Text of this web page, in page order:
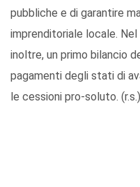
pubbliche e di garantire
imprenditoriale locale.
inoltre, un primo bilancio
pagamenti degli stati di
le cessioni pro-soluto.